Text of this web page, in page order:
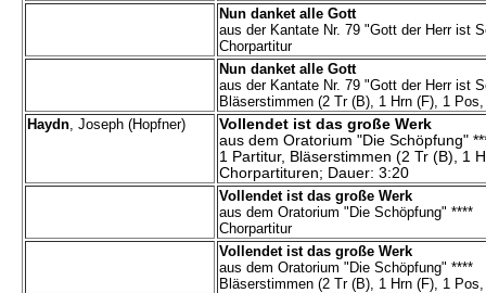
Nun danket alle Gott
aus der Kantate Nr. 79 "Gott der Herr ist
Chorpartitur
Nun danket alle Gott
aus der Kantate Nr. 79 "Gott der Herr ist
Bläserstimmen (2 Tr (B), 1 Hrn (F), 1
Haydn, Joseph (Hopfner)
Vollendet ist das große Werk
aus dem Oratorium "Die Schöpfung"
1 Partitur, Bläserstimmen (2 Tr (B), 1
Chorpartituren; Dauer: 3:20
Vollendet ist das große Werk
aus dem Oratorium "Die Schöpfung" ****
Chorpartitur
Vollendet ist das große Werk
aus dem Oratorium "Die Schöpfung" ****
Bläserstimmen (2 Tr (B), 1 Hrn (F), 1